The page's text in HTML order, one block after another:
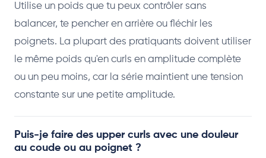
Utilise un poids que tu peux contrôler sans
balancer, te pencher en arrière ou fléchir les
poignets. La plupart des pratiquants doivent utiliser
le même poids qu'en curls en amplitude complète
ou un peu moins, car la série maintient une tension
constante sur une petite amplitude.
Puis-je faire des upper curls avec une douleur
au coude ou au poignet ?